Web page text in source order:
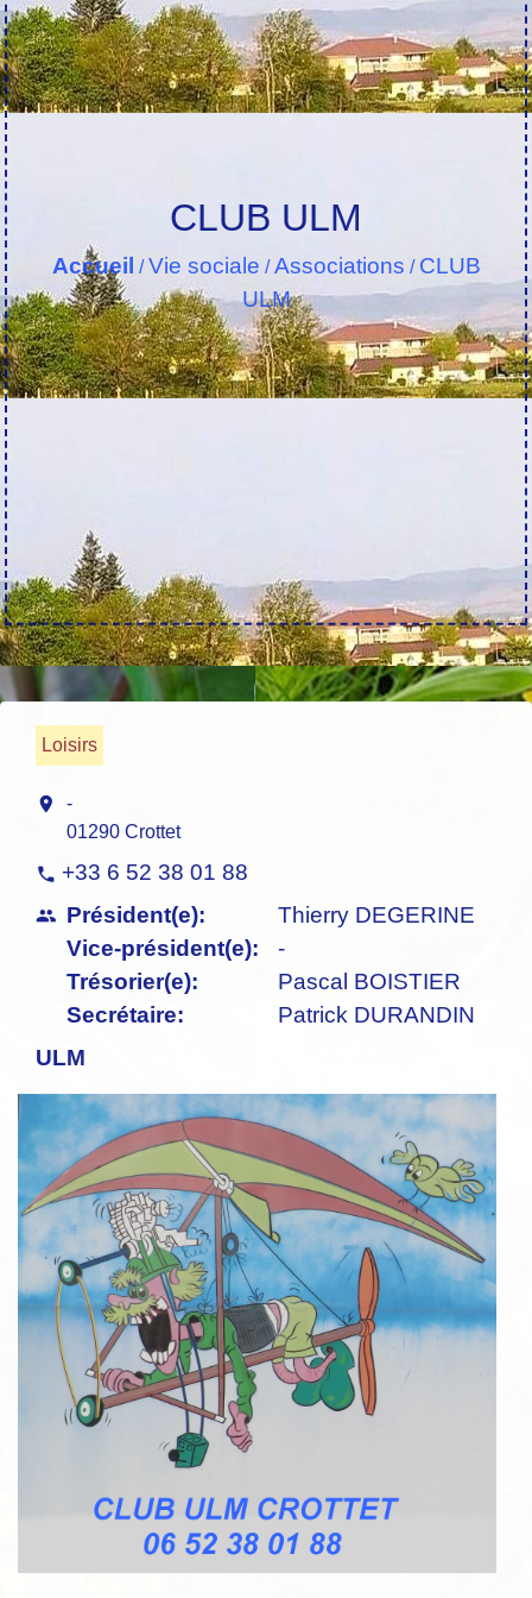
CLUB ULM
Accueil /Vie sociale /Associations / CLUB
ULM
Loisirs
location_on
-
01290 Crottet
phone +33 6 52 38 01 88
people Président(e):
Vice-président(e):
Trésorier(e):
Secrétaire:
Thierry DEGERINE
-
Pascal BOISTIER
Patrick DURANDIN
ULM